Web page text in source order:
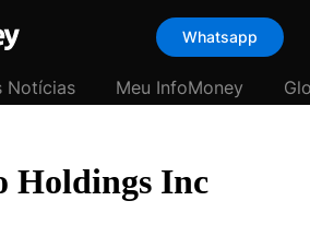
Whatsapp
Notícias Meu InfoMoney
Holdings Inc